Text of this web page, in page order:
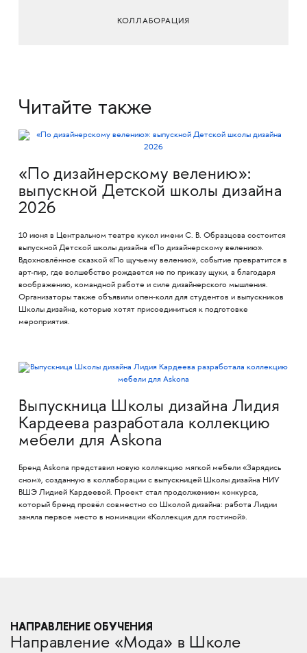
КОЛЛАБОРАЦИЯ
Читайте также
«По дизайнерскому велению»:
выпускной Детской школы дизайна
2026
10 июня в Центральном театре кукол имени С. В. Образцова состоится
выпускной Детской школы дизайна «По дизайнерскому велению».
Вдохновлённое сказкой «По щучьему велению», событие превратится в
арт-пир, где волшебство рождается не по приказу щуки, а благодаря
воображению, командной работе и силе дизайнерского мышления.
Организаторы также объявили опен-колл для студентов и выпускников
Школы дизайна, которые хотят присоединиться к подготовке
мероприятия.
Выпускница Школы дизайна Лидия
Кардеева разработала коллекцию
мебели для Askona
Бренд Askona представил новую коллекцию мягкой мебели «Зарядись
сном», созданную в коллаборации с выпускницей Школы дизайна НИУ
ВШЭ Лидией Кардеевой. Проект стал продолжением конкурса,
который бренд провёл совместно со Школой дизайна: работа Лидии
заняла первое место в номинации «Коллекция для гостиной».
НАПРАВЛЕНИЕ ОБУЧЕНИЯ
Направление «Мода» в Школе